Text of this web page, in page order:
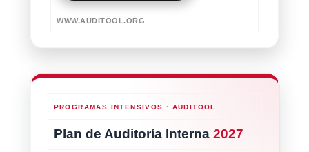
WWW.AUDITOOL.ORG
PROGRAMAS INTENSIVOS · AUDITOOL
Plan de Auditoría Interna 2027